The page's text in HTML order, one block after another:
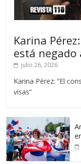
Karina
está negado
julio 26, 2026
Karina Pérez: “El
visas”